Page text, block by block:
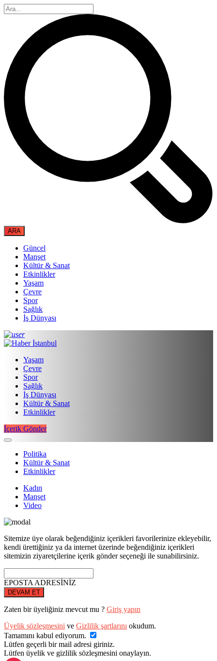
Güncel
Manşet
Kültür & Sanat
Etkinlikler
Yaşam
Çevre
Spor
Sağlık
İş Dünyası
Yaşam
Çevre
Spor
Sağlık
İş Dünyası
Kültür & Sanat
Etkinlikler
İçerik Gönder
Politika
Kültür & Sanat
Etkinlikler
Kadın
Manşet
Video
Sitemize üye olarak beğendiğiniz içerikleri favorilerinize ekleyebilir,
kendi ürettiğiniz ya da internet üzerinde beğendiğiniz içerikleri
sitemizin ziyaretçilerine içerik gönder seçeneği ile sunabilirsiniz.
EPOSTA ADRESİNİZ
DEVAM ET
Zaten bir üyeliğiniz mevcut mu ? Giriş yapın
Üyelik sözleşmesini ve Gizlilik şartlarını okudum.
Tamamını kabul ediyorum.
Lütfen geçerli bir mail adresi giriniz.
Lütfen üyelik ve gizlilik sözleşmesini onaylayın.